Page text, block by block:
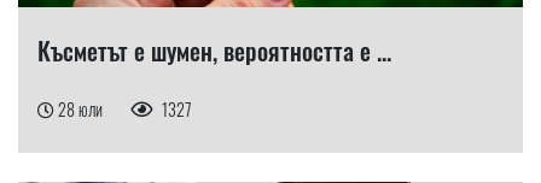
Късметът е шумен, вероятността е ...
28 юли 1327